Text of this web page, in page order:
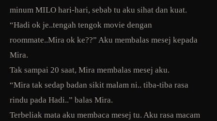
minum MILO hari-hari, sebab tu aku sihat dan kuat.
“Hadi ok je..tengah tengok movie dengan
roommate..Mira ok ke??” Aku membalas mesej kepada
Mira.
Tak sampai 20 saat, Mira membalas mesej aku.
“Mira tak sedap badan sikit malam ni.. tiba-tiba rasa
rindu pada Hadi..” balas Mira.
Terbeliak mata aku membaca mesej tu. Aku rasa macam